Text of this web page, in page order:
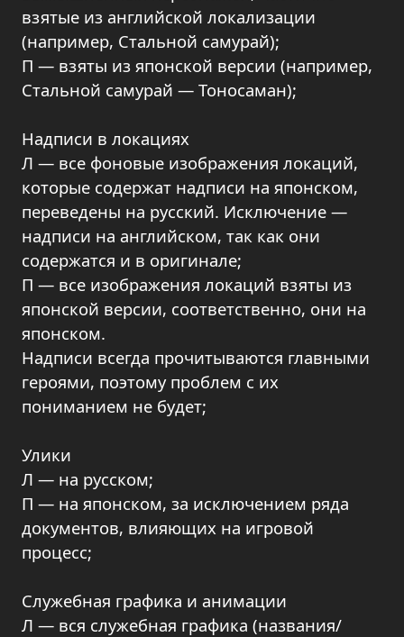
взятые из английской локализации
(например, Стальной самурай);
П — взяты из японской версии (например,
Стальной самурай — Тоносаман);
Надписи в локациях
Л — все фоновые изображения локаций,
которые содержат надписи на японском,
переведены на русский. Исключение —
надписи на английском, так как они
содержатся и в оригинале;
П — все изображения локаций взяты из
японской версии, соответственно, они на
японском.
Надписи всегда прочитываются главными
героями, поэтому проблем с их
пониманием не будет;
Улики
Л — на русском;
П — на японском, за исключением ряда
документов, влияющих на игровой
процесс;
Служебная графика и анимации
Л — вся служебная графика (названия/